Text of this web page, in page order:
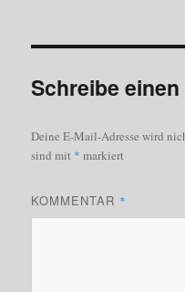
Schreibe
Deine E-Mail-Adresse wird
sind mit * markiert
KOMMENTAR *